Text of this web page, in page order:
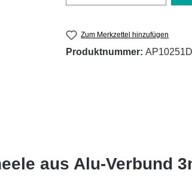
Zum Merkzettel hinzufügen
Produktnummer:
aus Alu-Verbund